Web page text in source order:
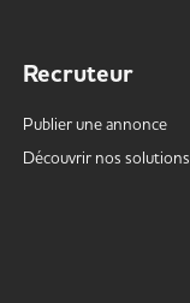
Recruteur
Publier une annonce
Découvrir nos solutions